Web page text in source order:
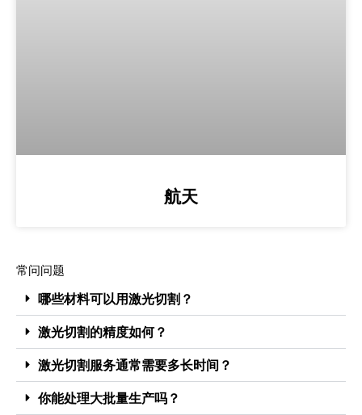
航天
常问问题
哪些材料可以用激光切割？
激光切割的精度如何？
激光切割服务通常需要多长时间？
你能处理大批量生产吗？